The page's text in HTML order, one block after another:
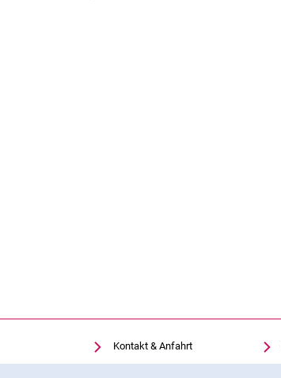
Kontakt & Anfahrt
Einrichtungen suchen